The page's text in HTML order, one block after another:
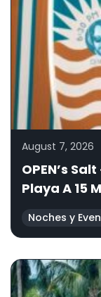
August 7, 2026
OPEN’s
Playa A 15
Noches y